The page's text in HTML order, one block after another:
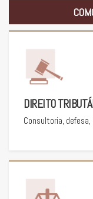
DIREITO
Consultoria,